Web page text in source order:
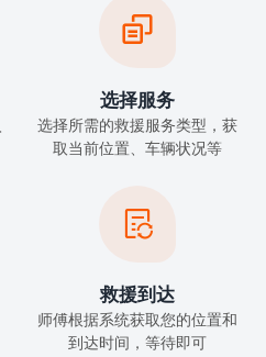

选择服务
选择所需的救援服务类型，获
取当前位置、车辆状况等

救援到达
师傅根据系统获取您的位置和
到达时间，等待即可